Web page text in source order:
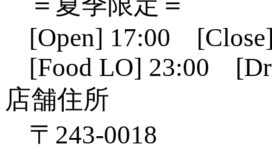
[Open] 17:00
[Food LO] 23:00
店舗住所
〒243-0018